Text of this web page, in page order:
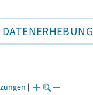
DATENERHEBUNG
|